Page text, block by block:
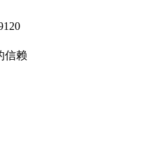
信赖